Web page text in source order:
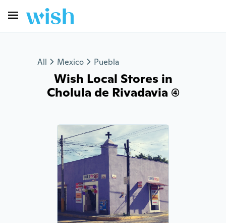
All Mexico Puebla
Wish Local Stores in
Cholula de Rivadavia (4)